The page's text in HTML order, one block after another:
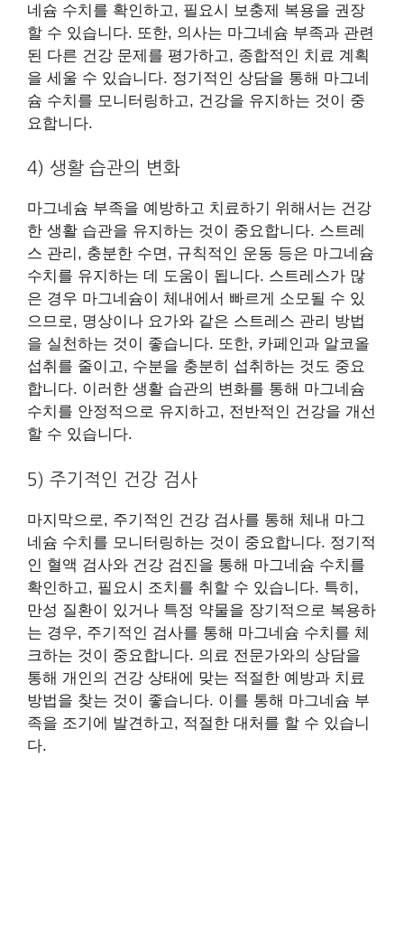
네슘 수치를 확인하고, 필요시 보충제 복용을 권장
할 수 있습니다. 또한, 의사는 마그네슘 부족과 관련
된 다른 건강 문제를 평가하고, 종합적인 치료 계획
을 세울 수 있습니다. 정기적인 상담을 통해 마그네
슘 수치를 모니터링하고, 건강을 유지하는 것이 중
요합니다.
4) 생활 습관의 변화
마그네슘 부족을 예방하고 치료하기 위해서는 건강
한 생활 습관을 유지하는 것이 중요합니다. 스트레
스 관리, 충분한 수면, 규칙적인 운동 등은 마그네슘
수치를 유지하는 데 도움이 됩니다. 스트레스가 많
은 경우 마그네슘이 체내에서 빠르게 소모될 수 있
으므로, 명상이나 요가와 같은 스트레스 관리 방법
을 실천하는 것이 좋습니다. 또한, 카페인과 알코올
섭취를 줄이고, 수분을 충분히 섭취하는 것도 중요
합니다. 이러한 생활 습관의 변화를 통해 마그네슘
수치를 안정적으로 유지하고, 전반적인 건강을 개선
할 수 있습니다.
5) 주기적인 건강 검사
마지막으로, 주기적인 건강 검사를 통해 체내 마그
네슘 수치를 모니터링하는 것이 중요합니다. 정기적
인 혈액 검사와 건강 검진을 통해 마그네슘 수치를
확인하고, 필요시 조치를 취할 수 있습니다. 특히,
만성 질환이 있거나 특정 약물을 장기적으로 복용하
는 경우, 주기적인 검사를 통해 마그네슘 수치를 체
크하는 것이 중요합니다. 의료 전문가와의 상담을
통해 개인의 건강 상태에 맞는 적절한 예방과 치료
방법을 찾는 것이 좋습니다. 이를 통해 마그네슘 부
족을 조기에 발견하고, 적절한 대처를 할 수 있습니
다.